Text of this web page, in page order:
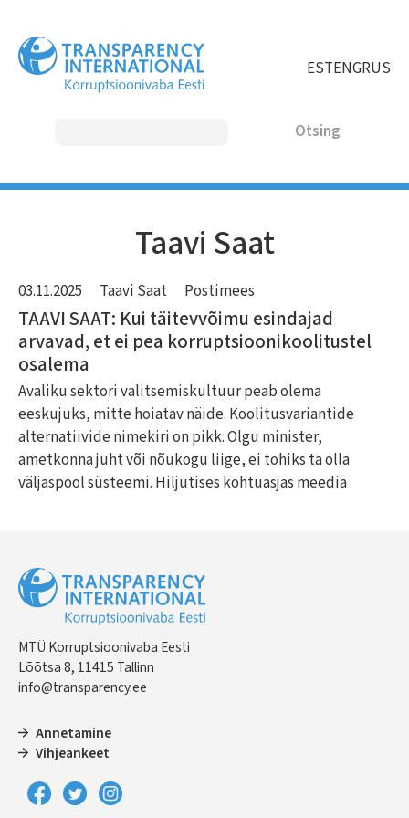
edasi
põhisisu
juurde
ESTENGRUS
NAVIGATION
Taavi Saat
03.11.2025 Taavi Saat Postimees
TAAVI SAAT: Kui täitevvõimu esindajad
arvavad, et ei pea korruptsioonikoolitustel
osalema
Avaliku sektori valitsemiskultuur peab olema
eeskujuks, mitte hoiatav näide. Koolitusvariantide
alternatiivide nimekiri on pikk. Olgu minister,
ametkonna juht või nõukogu liige, ei tohiks ta olla
väljaspool süsteemi. Hiljutises kohtuasjas meedia
MTÜ Korruptsioonivaba Eesti
Lõõtsa 8, 11415 Tallinn
info@transparency.ee
Annetamine
Vihjeankeet